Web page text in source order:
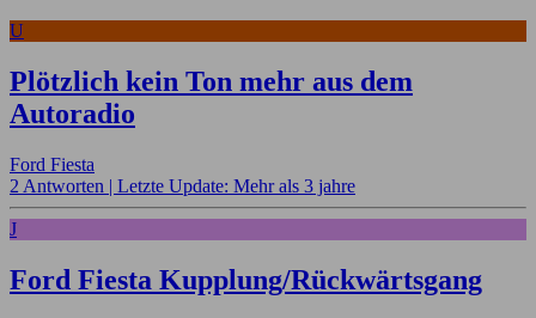
U
Plötzlich kein Ton mehr aus dem
Autoradio
Ford Fiesta
2 Antworten | Letzte Update: Mehr als 3 jahre
J
Ford Fiesta Kupplung/Rückwärtsgang